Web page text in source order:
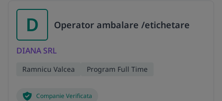
D Operator ambalare /etichetare
DIANA SRL
Ramnicu Valcea Program Full Time
Companie Verificata